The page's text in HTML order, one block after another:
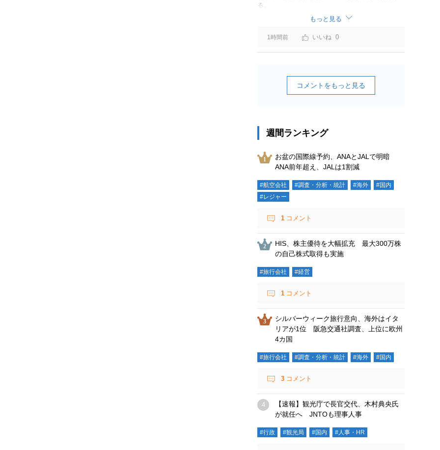
る。
もっと見る
1時間前 0
コメントをもっと見る
週間ランキング
お盆の国際線予約、ANAとJALで明暗
ANA前年超え、JALは1割減
#航空会社 #調査・分析・統計 #海外
#国内
#レジャー
1 コメント
HIS、株主優待を大幅拡充 最大300万株
の自己株式取得も実施
#旅行会社 #経営
1 コメント
シルバーウィーク旅行意向、海外はイタ
リアが1位 阪急交通社調査、上位に欧州
4カ国
#旅行会社 #調査・分析・統計 #海外 #国内
3 コメント
【速報】観光庁で長官交代、木村典央氏
が就任へ JNTOも理事人事
#行政 #観光局 #国内 #人事・HR